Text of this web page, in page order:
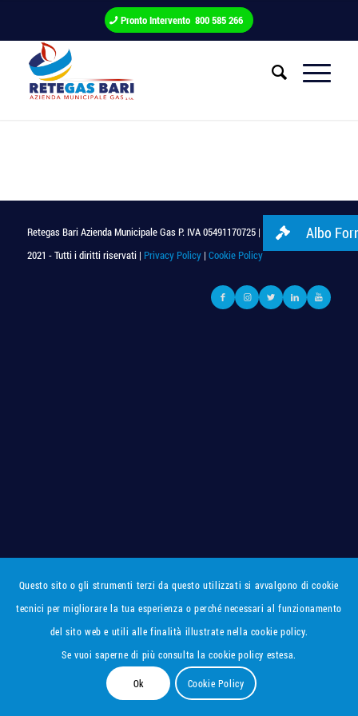
Pronto Intervento 800 585 266
Retegas Bari Azienda Municipale Gas P. IVA 05491170725 | © Copyright
2021 - Tutti i diritti riservati | Privacy Policy| Cookie Policy
Questo sito o gli strumenti terzi da questo utilizzati si avvalgono di cookie
tecnici per migliorare la tua esperienza o perché necessari al funzionamento
del sito web e utili alle finalità illustrate nella cookie policy.
Se vuoi saperne di più consulta la cookie policy estesa.
Ok Cookie Policy
Albo